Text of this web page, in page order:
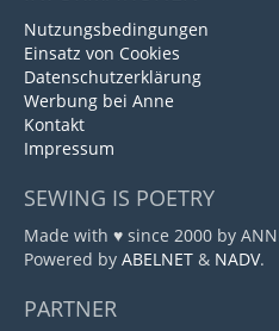
Nutzungsbedingungen
Einsatz von Cookies
Datenschutzerklärung
Werbung bei Anne
Kontakt
Impressum
SEWING IS POETRY
Made with ♥ since 2000 by
Powered by ABELNET & NADV.
PARTNER